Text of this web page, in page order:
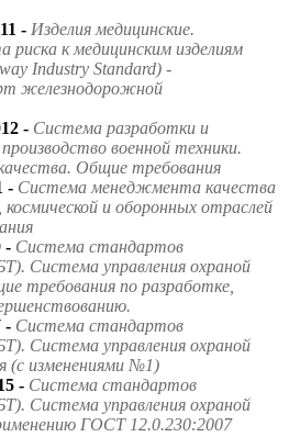
- Изделия медицинские.
к медицинским изделиям
Industry Standard) -
железнодорожной
- Система разработки и
военной техники.
Общие требования
- Система менеджмента качества
космической и оборонных отраслей
- Система стандартов
Система управления охраной
требования по разработке,
- Система стандартов
Система управления охраной
(с изменениями №1)
- Система стандартов
Система управления охраной
ГОСТ 12.0.230:2007